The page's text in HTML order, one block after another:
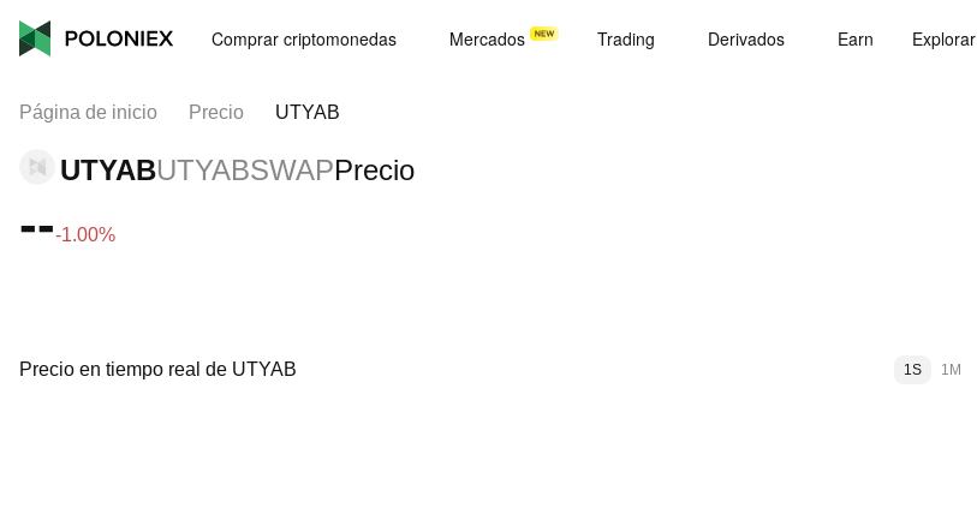
Comprar criptomonedas Mercados Trading Derivados Earn Explorar
Página de inicio Precio UTYAB
UTYABUTYABSWAPPrecio
---1.00%
Precio en tiempo real de UTYAB 1S 1M